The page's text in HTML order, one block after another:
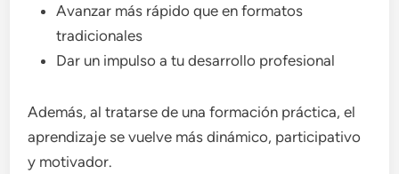
Avanzar más rápido que en formatos
tradicionales
Dar un impulso a tu desarrollo profesional
Además, al tratarse de una formación práctica, el
aprendizaje se vuelve más dinámico, participativo
y motivador.